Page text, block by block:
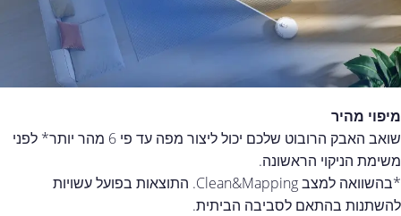
מיפוי מהיר
שואב האבק הרובוט שלכם יכול ליצור מפה עד פי 6 מהר יותר* לפני
משימת הניקוי הראשונה.
*בהשוואה למצב Clean&Mapping. התוצאות בפועל עשויות
להשתנות בהתאם לסביבה הביתית.